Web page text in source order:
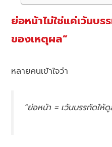
ย่อหน้าไม่ใช่แค่เว้นบ
ของเหตุผล”
หลายคนเข้าใจว่า
“ย่อหน้า = เว้นบรรทัดให้